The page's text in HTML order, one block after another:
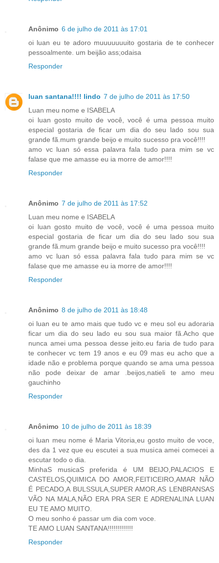
Anônimo 6 de julho de 2011 às 17:01
oi luan eu te adoro muuuuuuuito gostaria de te conhecer
pessoalmente. um beijão ass;odaisa
Responder
luan santana!!!! lindo 7 de julho de 2011 às 17:50
Luan meu nome e ISABELA
oi luan gosto muito de você, você é uma pessoa muito
especial gostaria de ficar um dia do seu lado sou sua
grande fã.mum grande beijo e muito sucesso pra você!!!!
amo vc luan só essa palavra fala tudo para mim se vc
falase que me amasse eu ia morre de amor!!!!
Responder
Anônimo 7 de julho de 2011 às 17:52
Luan meu nome e ISABELA
oi luan gosto muito de você, você é uma pessoa muito
especial gostaria de ficar um dia do seu lado sou sua
grande fã.mum grande beijo e muito sucesso pra você!!!!
amo vc luan só essa palavra fala tudo para mim se vc
falase que me amasse eu ia morre de amor!!!!
Responder
Anônimo 8 de julho de 2011 às 18:48
oi luan eu te amo mais que tudo vc e meu sol eu adoraria
ficar um dia do seu lado eu sou sua maior fã.Acho que
nunca amei uma pessoa desse jeito.eu faria de tudo para
te conhecer vc tem 19 anos e eu 09 mas eu acho que a
idade não e problema porque quando se ama uma pessoa
não pode deixar de amar .beijos,natieli te amo meu
gauchinho
Responder
Anônimo 10 de julho de 2011 às 18:39
oi luan meu nome é Maria Vitoria,eu gosto muito de voce,
des da 1 vez que eu escutei a sua musica amei comecei a
escutar todo o dia.
MinhaS musicaS preferida é UM BEIJO,PALACIOS E
CASTELOS,QUIMICA DO AMOR,FEITICEIRO,AMAR NÃO
É PECADO,A BULSSULA,SUPER AMOR,AS LENBRANSAS
VÃO NA MALA,NÃO ERA PRA SER E ADRENALINA LUAN
EU TE AMO MUITO.
O meu sonho é passar um dia com voce.
TE AMO LUAN SANTANA!!!!!!!!!!!!!
Responder